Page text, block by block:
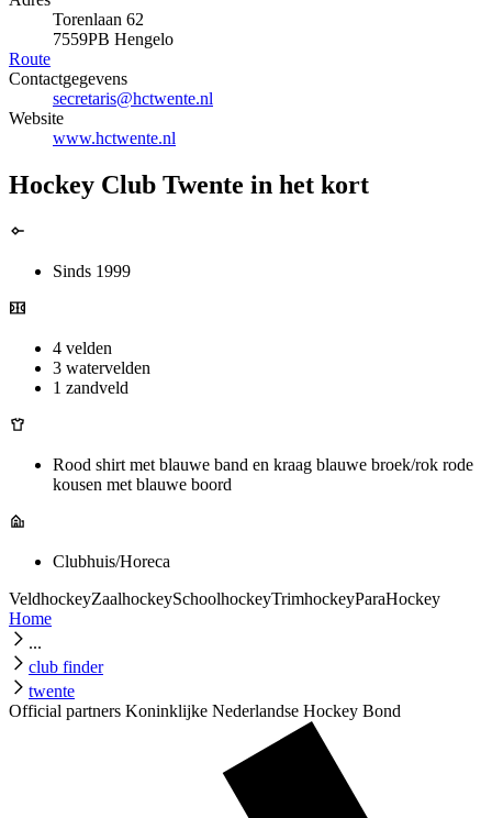
Torenlaan 62
7559PB Hengelo
Route
Contactgegevens
secretaris@hctwente.nl
Website
www.hctwente.nl
Hockey Club Twente in het kort
Sinds 1999
4 velden
3 watervelden
1 zandveld
Rood shirt met blauwe band en kraag blauwe broek/rok rode
kousen met blauwe boord
Clubhuis/Horeca
VeldhockeyZaalhockeySchoolhockeyTrimhockeyParaHockey
Home
...
club finder
twente
Official partners Koninklijke Nederlandse Hockey Bond